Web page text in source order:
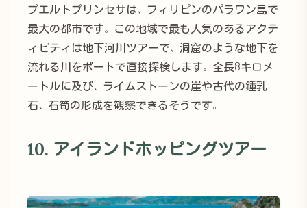
プエルトプリンセサは、フィリピンのパラワン島で
最大の都市です。この地域で最も人気のあるアクテ
ィビティは地下河川ツアーで、洞窟のような地下を
流れる川をボートで直接探検します。全長8キロメ
ートルに及び、ライムストーンの崖や古代の鍾乳
石、石筍の形成を観察できるそうです。
10. アイランドホッピングツアー